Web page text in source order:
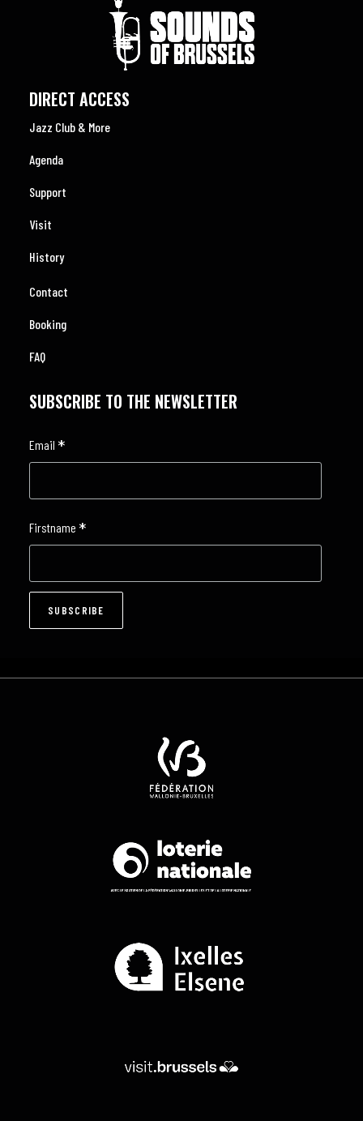
DIRECT ACCESS
Jazz Club & More
Agenda
Support
Visit
History
Contact
Booking
FAQ
SUBSCRIBE TO THE NEWSLETTER
Email *
Firstname *